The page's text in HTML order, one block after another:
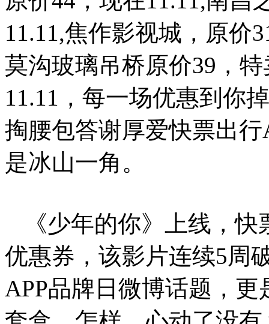
11.11,焦作影视城，原价
莫沟玻璃吊桥原价39，
11.11，每一场优惠到你
掏腰包答谢厚爱快票出
是冰山一角。
《少年的你》上线，
优惠券，该影片连续5周
APP品牌日微博话题，